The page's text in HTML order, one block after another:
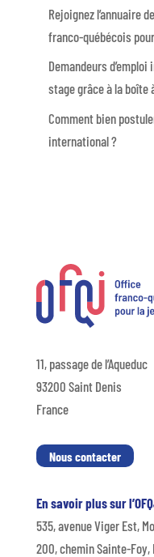
Rejoignez l’annuaire
franco-québécois
Demandeurs
stage grâce à la boîte
Comment bien
international ?
11, passage de l’Aqueduc
93200 Saint Denis
France
Nous contacter
En savoir plus sur
535, avenue Viger Est,
200, chemin Sainte-Foy,